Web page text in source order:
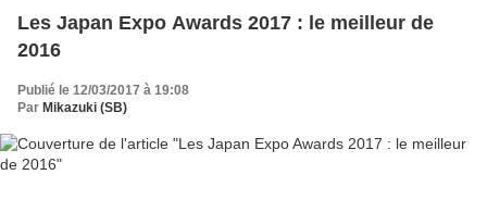
Les Japan Expo Awards 2017 : le meilleur de
2016
Publié le 12/03/2017 à 19:08
Par Mikazuki (SB)